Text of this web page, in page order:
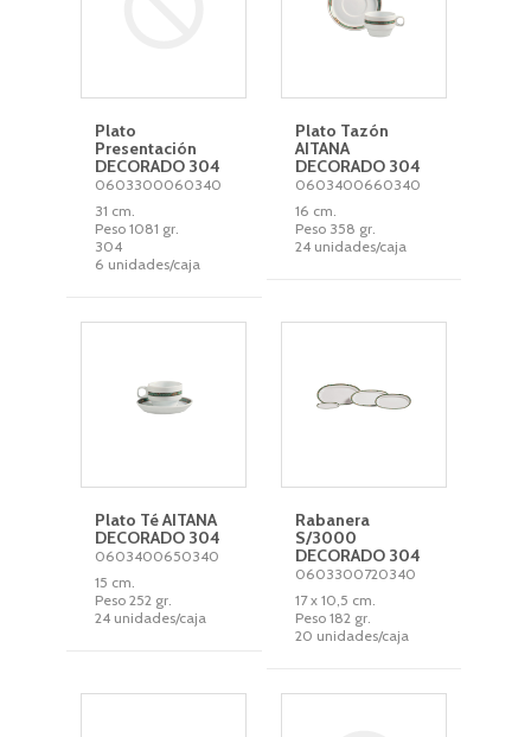
Plato
Presentación
DECORADO 304
0603300060340
31 cm.
Peso 1081 gr.
304
6 unidades/caja
Plato Tazón
AITANA
DECORADO 304
0603400660340
16 cm.
Peso 358 gr.
24 unidades/caja
Plato Té AITANA
DECORADO 304
0603400650340
15 cm.
Peso 252 gr.
24 unidades/caja
Rabanera
S/3000
DECORADO 304
0603300720340
17 x 10,5 cm.
Peso 182 gr.
20 unidades/caja